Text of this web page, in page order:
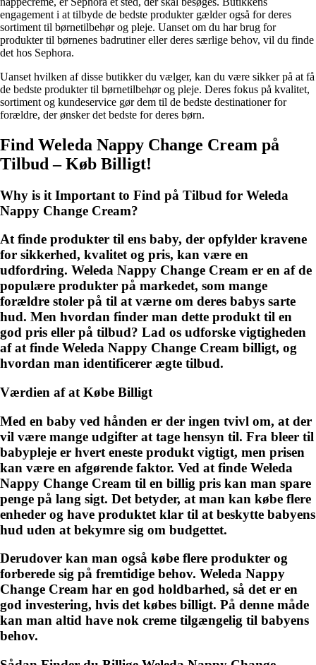
engagement i at tilbyde de bedste produkter gælder også for deres
sortiment til børnetilbehør og pleje. Uanset om du har brug for
produkter til børnenes badrutiner eller deres særlige behov, vil du finde
det hos Sephora.
Uanset hvilken af ​​disse butikker du vælger, kan du være sikker på at få
de bedste produkter til børnetilbehør og pleje. Deres fokus på kvalitet,
sortiment og kundeservice gør dem til de bedste destinationer for
forældre, der ønsker det bedste for deres børn.
Find Weleda Nappy Change Cream på
Tilbud – Køb Billigt!
Why is it Important to Find på Tilbud for Weleda
Nappy Change Cream?
At finde produkter til ens baby, der opfylder kravene
for sikkerhed, kvalitet og pris, kan være en
udfordring. Weleda Nappy Change Cream er en af ​​de
populære produkter på markedet, som mange
forældre stoler på til at værne om deres babys sarte
hud. Men hvordan finder man dette produkt til en
god pris eller på tilbud? Lad os udforske vigtigheden
af at finde Weleda Nappy Change Cream billigt, og
hvordan man identificerer ægte tilbud.
Værdien af at Købe Billigt
Med en baby ved hånden er der ingen tvivl om, at der
vil være mange udgifter at tage hensyn til. Fra bleer til
babypleje er hvert eneste produkt vigtigt, men prisen
kan være en afgørende faktor. Ved at finde Weleda
Nappy Change Cream til en billig pris kan man spare
penge på lang sigt. Det betyder, at man kan købe flere
enheder og have produktet klar til at beskytte babyens
hud uden at bekymre sig om budgettet.
Derudover kan man også købe flere produkter og
forberede sig på fremtidige behov. Weleda Nappy
Change Cream har en god holdbarhed, så det er en
god investering, hvis det købes billigt. På denne måde
kan man altid have nok creme tilgængelig til babyens
behov.